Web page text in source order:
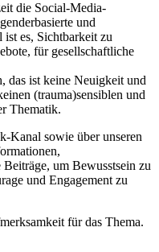
die Social-Media-
und
es, Sichtbarkeit zu
für gesellschaftliche
das ist keine Neuigkeit und
(trauma)sensiblen und
Thematik.
Kanal sowie über unseren
um Bewusstsein zu
und Engagement zu
für das Thema.